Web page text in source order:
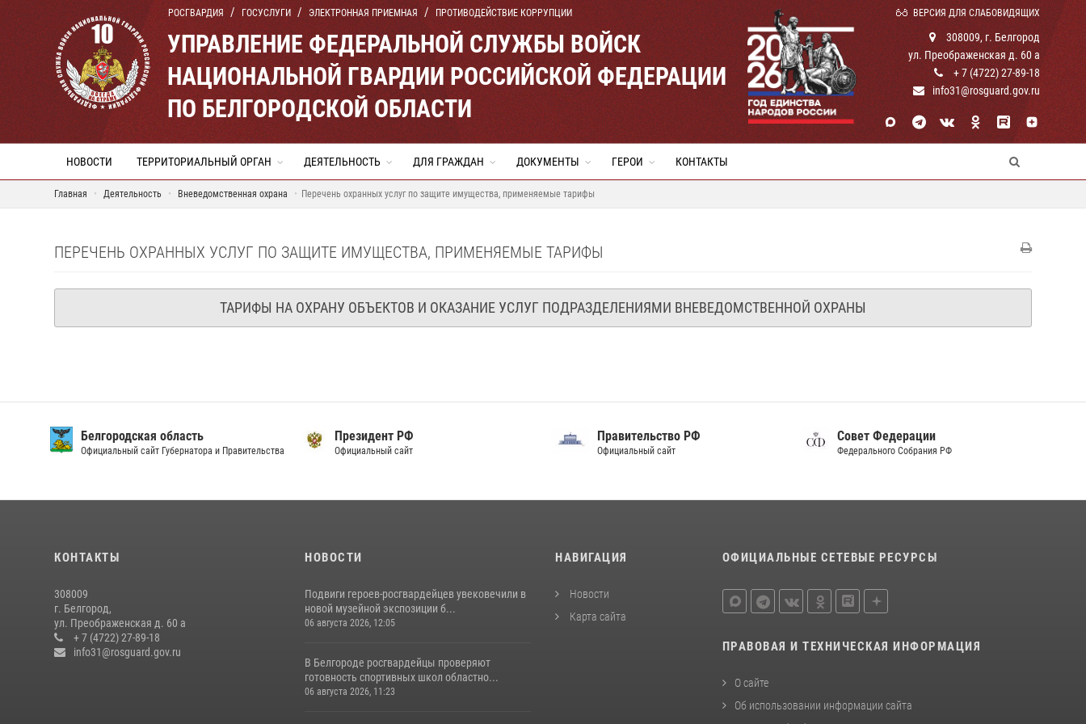
РОСГВАРДИЯ ГОСУСЛУГИ ЭЛЕКТРОННАЯ ПРИЕМНАЯ ПРОТИВОДЕЙСТВИЕ КОРРУПЦИИ ВЕРСИЯ ДЛЯ СЛАБОВИДЯЩИХ
УПРАВЛЕНИЕ ФЕДЕРАЛЬНОЙ СЛУЖБЫ ВОЙСК
НАЦИОНАЛЬНОЙ ГВАРДИИ РОССИЙСКОЙ ФЕДЕРАЦИИ
ПО БЕЛГОРОДСКОЙ ОБЛАСТИ
308009, г. Белгород
ул. Преображенская д. 60 а
+ 7 (4722) 27-89-18
info31@rosguard.gov.ru
НОВОСТИ ТЕРРИТОРИАЛЬНЫЙ ОРГАН ДЕЯТЕЛЬНОСТЬ ДЛЯ ГРАЖДАН ДОКУМЕНТЫ ГЕРОИ КОНТАКТЫ
Главная Деятельность Вневедомственная охрана Перечень охранных услуг по защите имущества, применяемые тарифы
ПЕРЕЧЕНЬ ОХРАННЫХ УСЛУГ ПО ЗАЩИТЕ ИМУЩЕСТВА, ПРИМЕНЯЕМЫЕ ТАРИФЫ
ТАРИФЫ НА ОХРАНУ ОБЪЕКТОВ И ОКАЗАНИЕ УСЛУГ ПОДРАЗДЕЛЕНИЯМИ ВНЕВЕДОМСТВЕННОЙ ОХРАНЫ
Белгородская область
Официальный сайт Губернатора и Правительства
Президент РФ
Официальный сайт
Правительство РФ
Официальный сайт
Совет Федерации
Федерального Собрания РФ
КОНТАКТЫ
308009
г. Белгород,
ул. Преображенская д. 60 а
+ 7 (4722) 27-89-18
info31@rosguard.gov.ru
НОВОСТИ
Подвиги героев‑росгвардейцев увековечили в
новой музейной экспозиции б...
06 августа 2026, 12:05
В Белгороде росгвардейцы проверяют
готовность спортивных школ областно...
06 августа 2026, 11:23
НАВИГАЦИЯ
Новости
Карта сайта
ОФИЦИАЛЬНЫЕ СЕТЕВЫЕ РЕСУРСЫ
ПРАВОВАЯ И ТЕХНИЧЕСКАЯ ИНФОРМАЦИЯ
О сайте
Об использовании информации сайта